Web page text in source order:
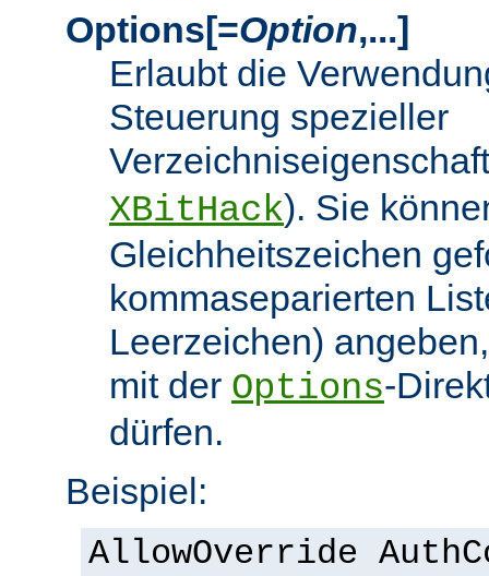
Options[=Option,...]
Erlaubt die
Steuerung spezieller
XBitHack). Sie
Gleichheitszeichen
kommaseparierten
Leerzeichen)
mit der Options-
dürfen.
Beispiel:
AllowOverride